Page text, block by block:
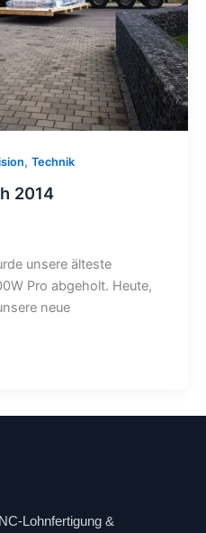
, Technik
2014
unsere älteste
Pro abgeholt. Heute,
neue
Lohnfertigung &